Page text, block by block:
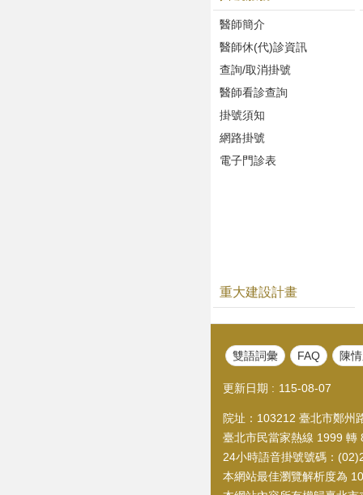
醫師簡介
醫師休(代)診資訊
查詢/取消掛號
醫師看診查詢
掛號須知
網路掛號
電子門診表
重大建設計畫
雙語詞彙 FAQ 陳
更新日期 115-08-07
院址：103212 臺北市鄭州
臺北市民當家熱線 1999
24小時語音掛號號碼：
本網站最佳瀏覽解析度為